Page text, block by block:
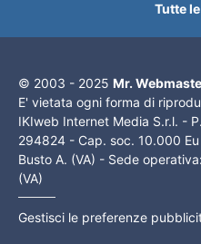
Tutte
© 2003 - 2025 Mr.
E' vietata ogni forma di
IKIweb Internet Media S.r.l. -
294824 - Cap. soc. 10.000
Busto A. (VA) - Sede
(VA)
Gestisci le preferenze